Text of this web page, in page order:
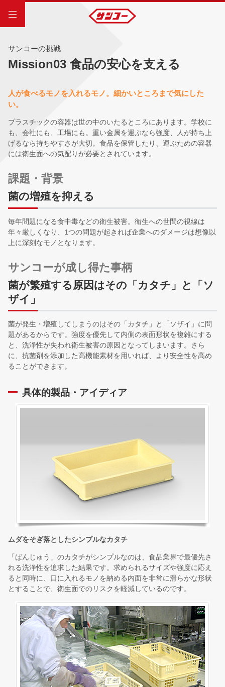
サンコーの挑戦
Mission03 食品の安心を支える
人が食べるモノを入れるモノ。細かいところまで気にした
い。
プラスチックの容器は世の中のいたるところにあります。学校に
も、会社にも、工場にも。重い金属を運ぶなら強度、人が持ち上
げるなら持ちやすさが大切。食品を保管したり、運ぶための容器
には衛生面への気配りが必要とされています。
課題・背景
菌の増殖を抑える
毎年問題になる食中毒などの衛生被害。衛生への世間の視線は
年々厳しくなり、1つの問題が起きれば企業へのダメージは想像以
上に深刻なモノとなります。
サンコーが成し得た事柄
菌が繁殖する原因はその「カタチ」と「ソ
ザイ」
菌が発生・増殖してしまうのはその「カタチ」と「ソザイ」に問
題があるからです。強度を優先して内側の表面形状を複雑にする
と、洗浄性が失われ衛生被害の原因となってしまいます。さら
に、抗菌剤を添加した高機能素材を用いれば、より安全性を高め
ることができます。
具体的製品・アイディア
ムダをそぎ落としたシンプルなカタチ
「ばんじゅう」のカタチがシンプルなのは、食品業界で最優先さ
れる洗浄性を追求した結果です。求められるサイズや強度に応え
ると同時に、口に入れるモノを納める内面を非常に滑らかな形状
とすることで、衛生面でのリスクを軽減しているのです。